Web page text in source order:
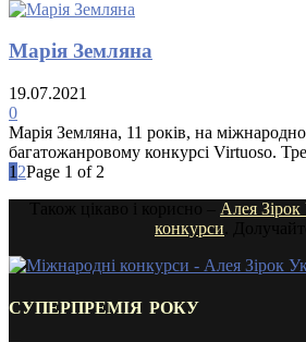
Марія Земляна
19.07.2021
0
Марія Земляна, 11 років, на
багатожанровому конкурсі Virtuoso.
1 2Page 1 of 2
Алея Зірок
конкурси
СУПЕРПРЕМІЯ РОКУ